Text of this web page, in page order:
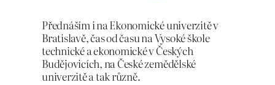
Přednáším i na Ekonomické univerzitě v
Bratislavě, čas od času na Vysoké škole
technické a ekonomické v Českých
Budějovicích, na České zemědělské
univerzitě a tak různě.